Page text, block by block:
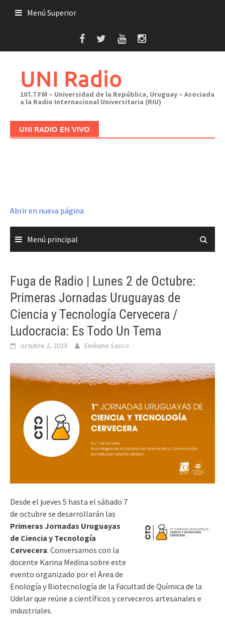
Menú Superior
UNI Radio
107.7 FM – Universidad de la República, Uruguay – Asociada
a la Radio Internacional Universitaria (RIU)
UNI RADIO EN VIVO
Abrir en nueva página
Menú principal
Fuga de Radio | Lunes 2 de Octubre:
Primeras Jornadas Uruguayas de
Ciencia y Tecnología Cervecera /
Ludocracia: Es Todo Un Tema
octubre 2, 2023 Emiliano Sasco
Desde el jueves 5 hasta el sábado 7
de octubre se desarrollarán las
Primeras Jornadas Uruguayas
de Ciencia y Tecnología
Cervecera. Conversamos con la
docente Karina Medina sobre este
evento organizado por el Área de
Enología y Biotecnología de la Facultad de Química de la
Udelar que reúne a científicos y cerveceros artesanales e
industriales.